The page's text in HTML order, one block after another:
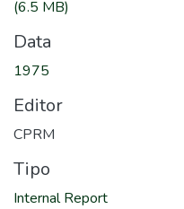
(6.5 MB)
Data
1975
Editor
CPRM
Tipo
Internal Report